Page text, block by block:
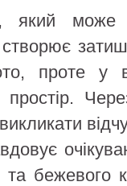
який може
створює
проте у
та бежевого